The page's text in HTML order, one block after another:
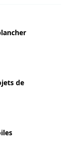
de